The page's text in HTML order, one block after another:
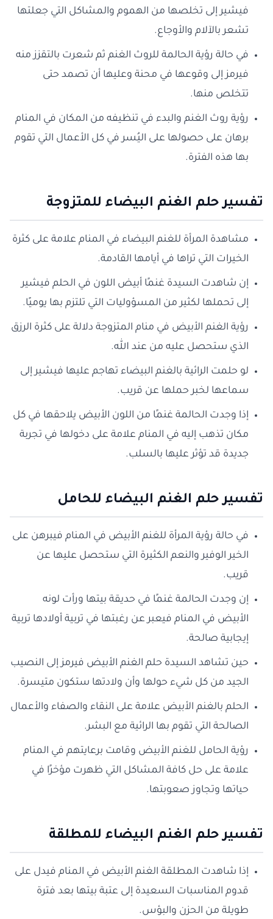
فيشير إلى تخلصها من الهموم والمشاكل التي جعلتها
تشعر بالآلام والأوجاع.
في حالة رؤية الحالمة للروث الغنم ثم شعرت بالتقزز منه
فيرمز إلى وقوعها في محنة وعليها أن تصمد حتى
تتخلص منها.
رؤية روث الغنم والبدء في تنظيفه من المكان في المنام
برهان على حصولها على اليُسر في كل الأعمال التي تقوم
بها هذه الفترة.
تفسير حلم الغنم البيضاء للمتزوجة
مشاهدة المرأة للغنم البيضاء في المنام علامة على كثرة
الخيرات التي تراها في أيامها القادمة.
إن شاهدت السيدة غنمًا أبيض اللون في الحلم فيشير
إلى تحملها لكثير من المسؤوليات التي تلتزم بها يوميًا.
رؤية الغنم الأبيض في منام المتزوجة دلالة على كثرة الرزق
الذي ستحصل عليه من عند الله.
لو حلمت الرائية بالغنم البيضاء تهاجم عليها فيشير إلى
سماعها لخبر حملها عن قريب.
إذا وجدت الحالمة غنمًا من اللون الأبيض يلاحقها في كل
مكان تذهب إليه في المنام علامة على دخولها في تجربة
جديدة قد تؤثر عليها بالسلب.
تفسير حلم الغنم البيضاء للحامل
في حالة رؤية المرأة للغنم الأبيض في المنام فيبرهن على
الخير الوفير والنعم الكثيرة التي ستحصل عليها عن
قريب.
إن وجدت الحالمة غنمًا في حديقة بيتها ورأت لونه
الأبيض في المنام فيعبر عن رغبتها في تربية أولادها تربية
إيجابية صالحة.
حين تشاهد السيدة حلم الغنم الأبيض فيرمز إلى النصيب
الجيد من كل شيء حولها وأن ولادتها ستكون متيسرة.
الحلم بالغنم الأبيض علامة على النقاء والصفاء والأعمال
الصالحة التي تقوم بها الرائية مع البشر.
رؤية الحامل للغنم الأبيض وقامت برعايتهم في المنام
علامة على حل كافة المشاكل التي ظهرت مؤخرًا في
حياتها وتجاوز صعوبتها.
تفسير حلم الغنم البيضاء للمطلقة
إذا شاهدت المطلقة الغنم الأبيض في المنام فيدل على
قدوم المناسبات السعيدة إلى عتبة بيتها بعد فترة
طويلة من الحزن والبؤس.